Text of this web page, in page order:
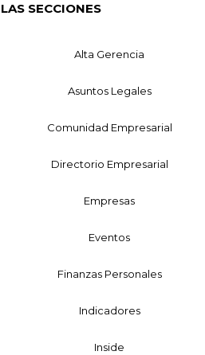
SECCIONES
Alta Gerencia
Asuntos Legales
Comunidad Empresarial
Directorio Empresarial
Empresas
Eventos
Finanzas Personales
Indicadores
Inside